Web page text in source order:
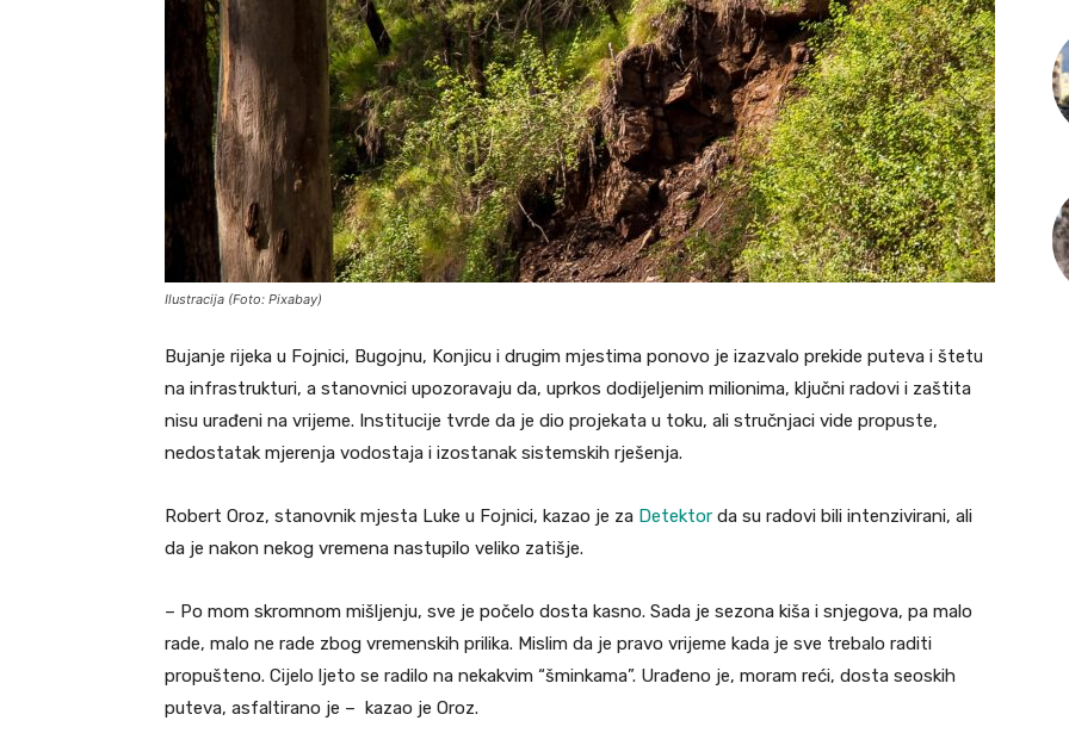
Ilustracija (Foto: Pixabay)
Bujanje rijeka u Fojnici, Bugojnu, Konjicu i drugim mjestima ponovo je izazvalo prekide puteva i štetu
na infrastrukturi, a stanovnici upozoravaju da, uprkos dodijeljenim milionima, ključni radovi i zaštita
nisu urađeni na vrijeme. Institucije tvrde da je dio projekata u toku, ali stručnjaci vide propuste,
nedostatak mjerenja vodostaja i izostanak sistemskih rješenja.
Robert Oroz, stanovnik mjesta Luke u Fojnici, kazao je za Detektor da su radovi bili intenzivirani, ali
da je nakon nekog vremena nastupilo veliko zatišje.
– Po mom skromnom mišljenju, sve je počelo dosta kasno. Sada je sezona kiša i snjegova, pa malo
rade, malo ne rade zbog vremenskih prilika. Mislim da je pravo vrijeme kada je sve trebalo raditi
propušteno. Cijelo ljeto se radilo na nekakvim “šminkama”. Urađeno je, moram reći, dosta seoskih
puteva, asfaltirano je – kazao je Oroz.